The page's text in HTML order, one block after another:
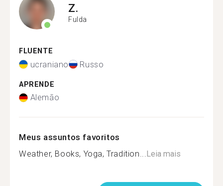
Z.
Fulda
FLUENTE
ucraniano Russo
APRENDE
Alemão
Meus assuntos favoritos
Weather, Books, Yoga, Tradition...Leia mais